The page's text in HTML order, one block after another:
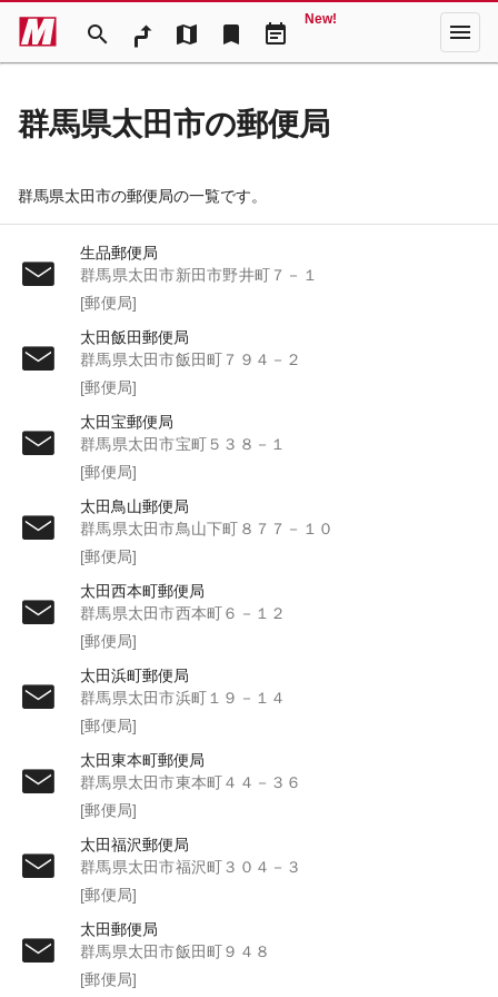
search map bookmark event_note
New! menu
群馬県太田市の郵便局
群馬県太田市の郵便局の一覧です。
生品郵便局
群馬県太田市新田市野井町７－１
[郵便局]
太田飯田郵便局
群馬県太田市飯田町７９４－２
[郵便局]
太田宝郵便局
群馬県太田市宝町５３８－１
[郵便局]
太田鳥山郵便局
群馬県太田市鳥山下町８７７－１０
[郵便局]
太田西本町郵便局
群馬県太田市西本町６－１２
[郵便局]
太田浜町郵便局
群馬県太田市浜町１９－１４
[郵便局]
太田東本町郵便局
群馬県太田市東本町４４－３６
[郵便局]
太田福沢郵便局
群馬県太田市福沢町３０４－３
[郵便局]
太田郵便局
群馬県太田市飯田町９４８
[郵便局]